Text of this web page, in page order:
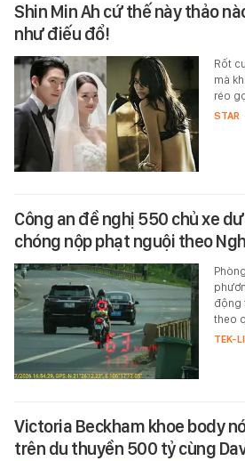
Shin Min Ah cứ thế này thảo
như điếu đổ!
Rốt
mà
réo
STAR
Công an đề nghị 550 chủ xe
chóng nộp phạt nguội theo
động
theo
TEK-
Victoria Beckham khoe body
trên du thuyền 500 tỷ cùng